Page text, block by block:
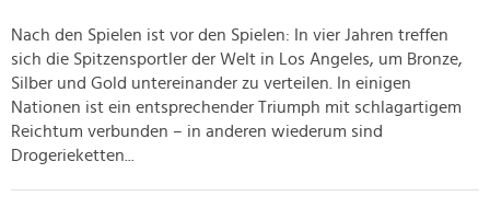
Nach den Spielen ist vor den Spielen: In vier Jahren treffen
sich die Spitzensportler der Welt in Los Angeles, um Bronze,
Silber und Gold untereinander zu verteilen. In einigen
Nationen ist ein entsprechender Triumph mit schlagartigem
Reichtum verbunden – in anderen wiederum sind
Drogerieketten...